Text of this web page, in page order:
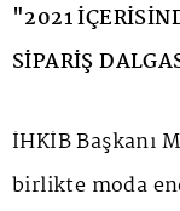
"2021
SİPARİŞ
İHKİB Başkanı
birlikte moda